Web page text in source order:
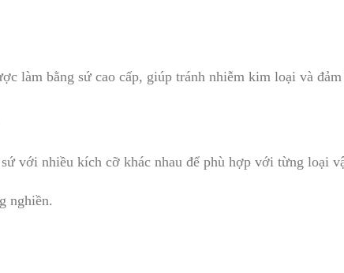
làm bằng sứ cao cấp, giúp tránh nhiễm kim loại và
với nhiều kích cỡ khác nhau để phù hợp với từng loại
nghiền.